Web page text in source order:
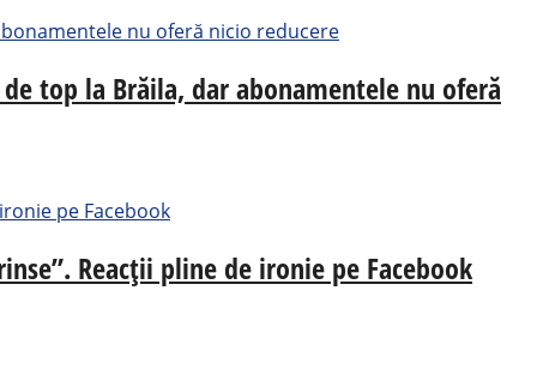
top la Brăila, dar abonamentele nu oferă
Reacții pline de ironie pe Facebook